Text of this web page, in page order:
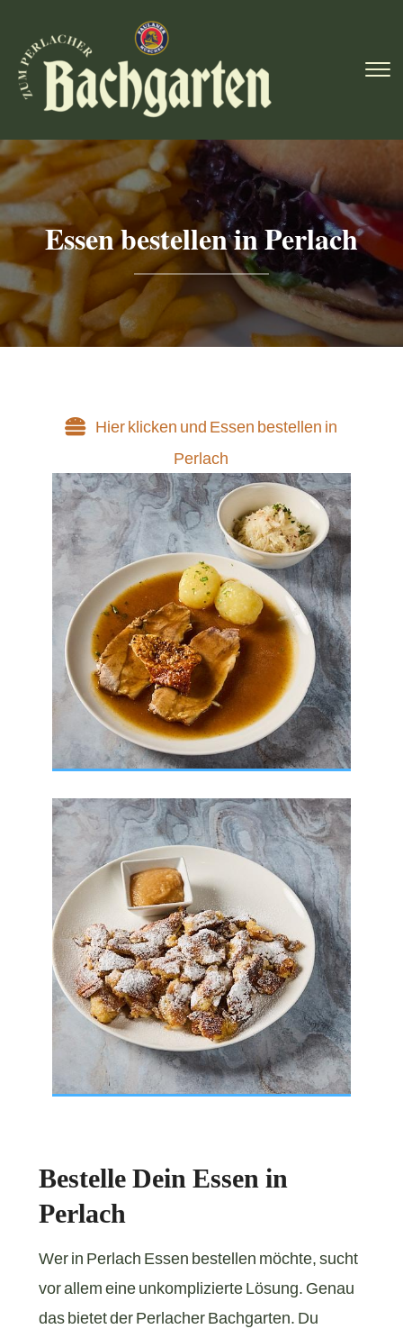
Essen bestellen in Perlach
Hier klicken und Essen bestellen in
Perlach
Bestelle Dein Essen in
Perlach
Wer in Perlach Essen bestellen möchte, sucht
vor allem eine unkomplizierte Lösung. Genau
das bietet der Perlacher Bachgarten. Du